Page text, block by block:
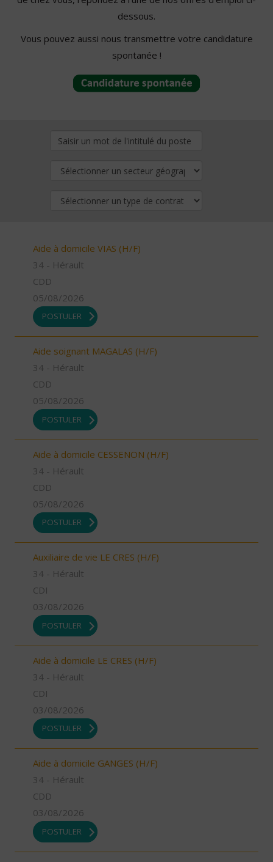
dessous.
Vous pouvez aussi nous transmettre votre candidature
spontanée !
Aide à domicile VIAS (H/F)
34 - Hérault
CDD
05/08/2026
POSTULER
Aide soignant MAGALAS (H/F)
34 - Hérault
CDD
05/08/2026
POSTULER
Aide à domicile CESSENON (H/F)
34 - Hérault
CDD
05/08/2026
POSTULER
Auxiliaire de vie LE CRES (H/F)
34 - Hérault
CDI
03/08/2026
POSTULER
Aide à domicile LE CRES (H/F)
34 - Hérault
CDI
03/08/2026
POSTULER
Aide à domicile GANGES (H/F)
34 - Hérault
CDD
03/08/2026
POSTULER